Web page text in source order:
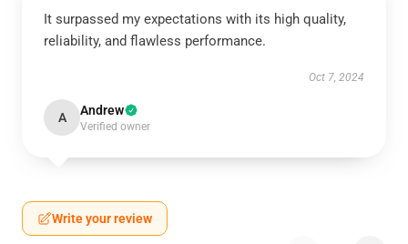
It surpassed my expectations with its high quality,
reliability, and flawless performance.
Oct 7, 2024
A Andrew
Verified owner
Write your review